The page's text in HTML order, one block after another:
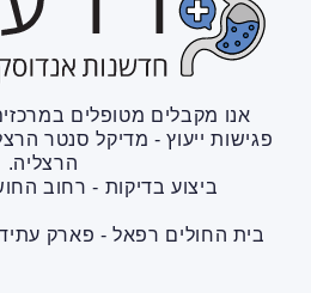
אנו מקבלים מטופלים
הרצליה.
ביצוע בדיקות - רחוב החושלים 6
בית החולים רפאל - פארק עתידים